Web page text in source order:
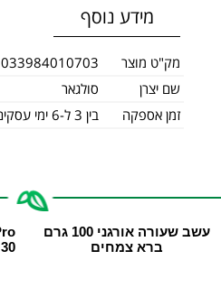
מידע נוסף
מק"ט מוצר
033984010703
שם יצרן
סולגאר
זמן אספקה
בין 3 ל-6 ימי עסקים
עשב שעורה אורגני 100 גרם
‏ברא צמחים